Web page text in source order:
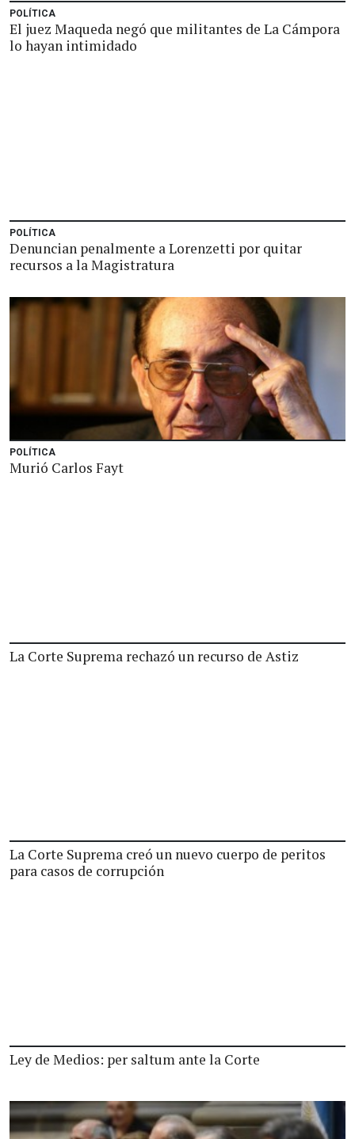
POLÍTICA
El juez Maqueda negó que militantes de La Cámpora
lo hayan intimidado
POLÍTICA
Denuncian penalmente a Lorenzetti por quitar
recursos a la Magistratura
POLÍTICA
Murió Carlos Fayt
La Corte Suprema rechazó un recurso de Astiz
La Corte Suprema creó un nuevo cuerpo de peritos
para casos de corrupción
Ley de Medios: per saltum ante la Corte